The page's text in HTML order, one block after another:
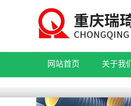
网站首页 关于我们